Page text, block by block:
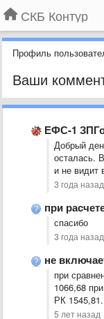
СКБ Контур
Профиль
Ваши
ЕФС-1 ЗПГос:
Добрый
осталась.
и не видит
3 года назад
при расчете за
спасибо
3 года назад
не включает
при
1066,68
РК
5 лет назад